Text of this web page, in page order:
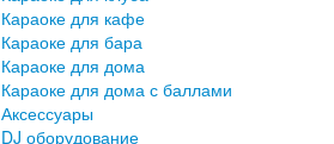
Караоке для кафе
Караоке для бара
Караоке для дома
Караоке для дома с баллами
Аксессуары
DJ оборудование